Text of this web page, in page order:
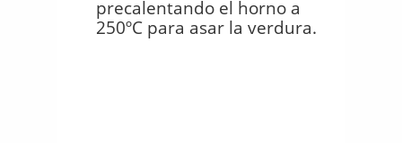
precalentando el horno a
250ºC para asar la verdura.